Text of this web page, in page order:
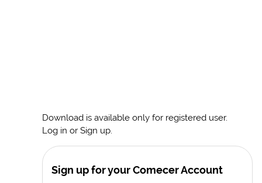
Download is available only for registered user.
Log in or Sign up.
Sign up for your Comecer Account